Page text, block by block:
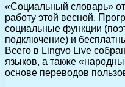
«Социальный словарь»
работу этой весной.
социальные функции
подключение) и
Всего в Lingvo Live
языков, а также
основе переводов